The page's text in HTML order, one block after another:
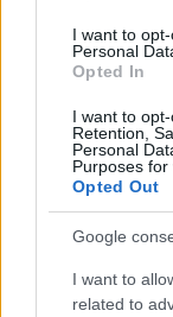
I want to
Personal
Opted In
I want to
Retention,
Personal
Purposes for
Opted Out
Google
I want to
related to